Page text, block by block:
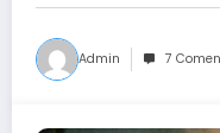
Admin 7